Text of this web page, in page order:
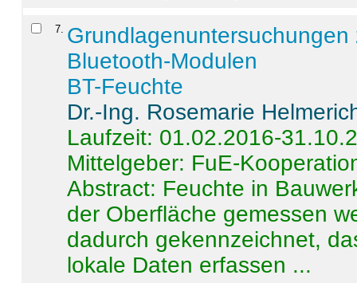
7
Bluetooth-Modulen
BT-Feuchte
Dr.-Ing. Rosemarie
Laufzeit: 01.02.2016-
Mittelgeber: FuE-
Abstract: Feuchte in
der Oberfläche gemessen
dadurch gekennzeichnet,
lokale Daten erfassen ...